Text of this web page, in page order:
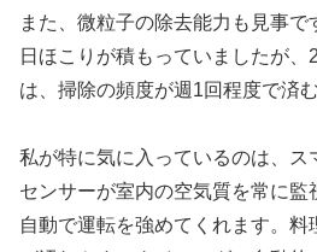
また、微粒子の除去能力も見事
日ほこりが積もっていましたが、
は、掃除の頻度が週1回程度で済
私が特に気に入っているのは、ス
センサーが室内の空気質を常に監
自動で運転を強めてくれます。